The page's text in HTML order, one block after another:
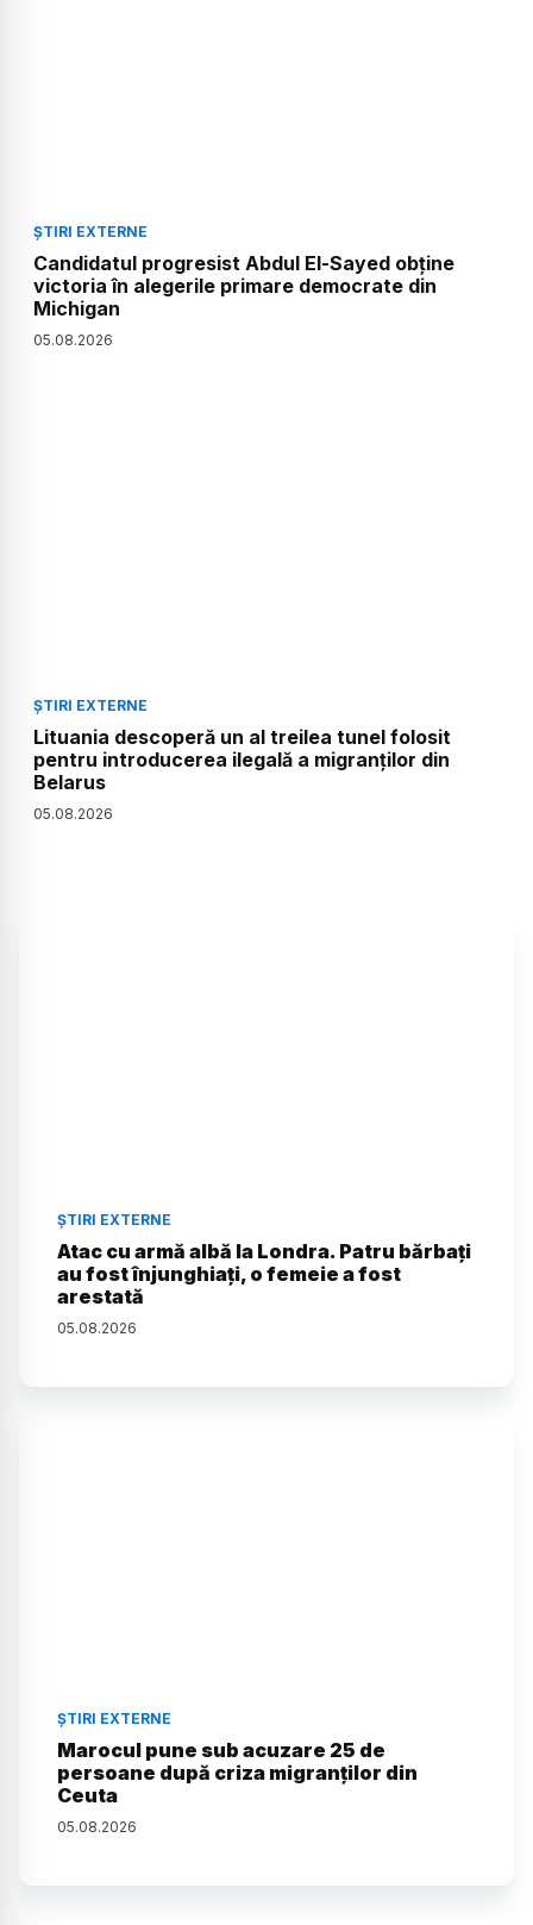
ȘTIRI EXTERNE
Candidatul progresist Abdul El-Sayed obține
victoria în alegerile primare democrate din
Michigan
05.08.2026
ȘTIRI EXTERNE
Lituania descoperă un al treilea tunel folosit
pentru introducerea ilegală a migranților din
Belarus
05.08.2026
ȘTIRI EXTERNE
Atac cu armă albă la Londra. Patru bărbați
au fost înjunghiați, o femeie a fost
arestată
05.08.2026
ȘTIRI EXTERNE
Marocul pune sub acuzare 25 de
persoane după criza migranților din
Ceuta
05.08.2026